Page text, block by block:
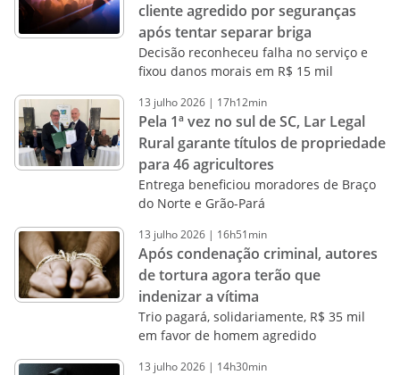
cliente agredido por seguranças
após tentar separar briga
Decisão reconheceu falha no serviço e
fixou danos morais em R$ 15 mil
13 julho2026 | 17h12min
Pela 1ª vez no sul de SC, Lar Legal
Rural garante títulos de propriedade
para 46 agricultores
Entrega beneficiou moradores de Braço
do Norte e Grão-Pará
13 julho2026 | 16h51min
Após condenação criminal, autores
de tortura agora terão que
indenizar a vítima
Trio pagará, solidariamente, R$ 35 mil
em favor de homem agredido
13 julho2026 | 14h30min